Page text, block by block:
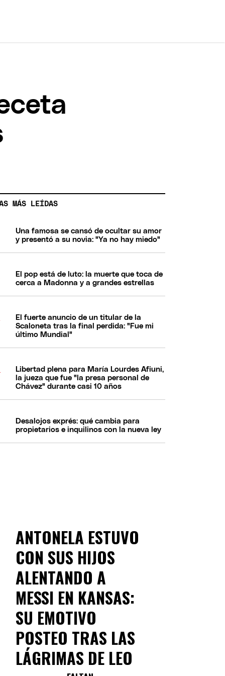
MÁS LEÍDAS
Una famosa se cansó de ocultar su amor
y presentó a su novia: "Ya no hay miedo"
El pop está de luto: la muerte que toca de
cerca a Madonna y a grandes estrellas
El fuerte anuncio de un titular de la
Scaloneta tras la final perdida: "Fue mi
último Mundial"
Libertad plena para María Lourdes Afiuni,
la jueza que fue "la presa personal de
Chávez" durante casi 10 años
Desalojos exprés: qué cambia para
propietarios e inquilinos con la nueva ley
ANTONELA ESTUVO
CON SUS HIJOS
ALENTANDO A
MESSI EN KANSAS:
SU EMOTIVO
POSTEO TRAS LAS
LÁGRIMAS DE LEO